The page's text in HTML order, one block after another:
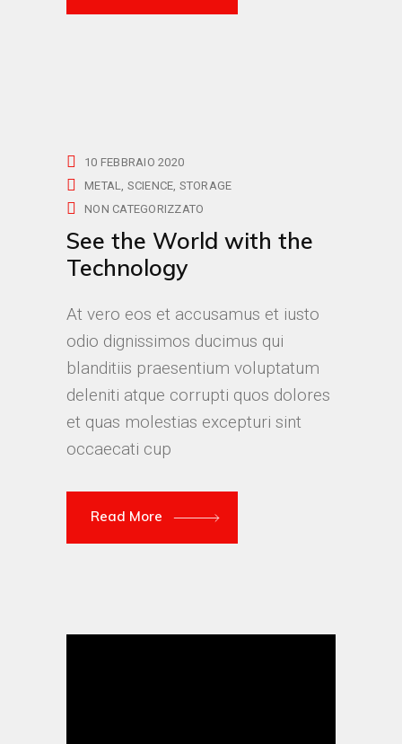
10 FEBBRAIO 2020
METAL SCIENCE STORAGE
NON CATEGORIZZATO
See the World with the
Technology
At vero eos et accusamus et iusto
odio dignissimos ducimus qui
blanditiis praesentium voluptatum
deleniti atque corrupti quos dolores
et quas molestias excepturi sint
occaecati cup
Read More